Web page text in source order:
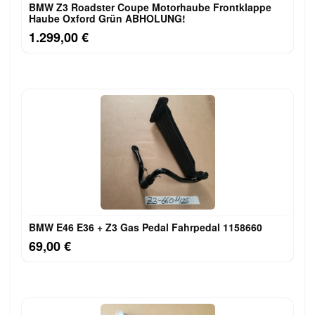
BMW Z3 Roadster Coupe Motorhaube Frontklappe
Haube Oxford Grün ABHOLUNG!
1.299,00 €
BMW E46 E36 + Z3 Gas Pedal Fahrpedal 1158660
69,00 €